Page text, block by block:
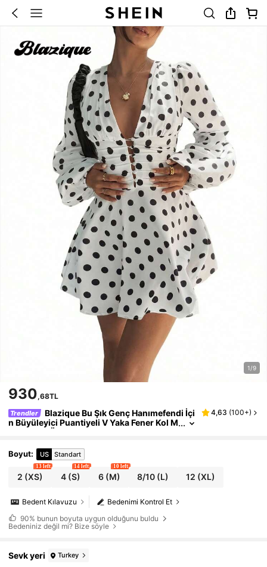
1/9
930,68TL
Trendler
Blazique Bu Şık Genç Hanımefendi İçi
n Büyüleyici Puantiyeli V Yaka Fener Kol M
ini Elbise, Önden Düğmeli ve Fırfırlı Etek U
4,63 (100+)
Boyut: US Standart
2 (XS)
13 left
4(S)
14 left
6(M)
10 left
8/10 (L) 12 (XL)
Bedenimi Kontrol Et
Bedent Kılavuzu
90% bunun boyuta uygun olduğunu buldu
Bedeniniz değil mi? Bize söyle
Sevk yeri Turkey